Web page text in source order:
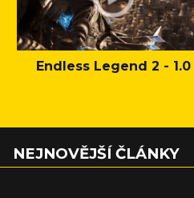
Endless Legend 2 - 1.0
NEJNOVĚJŠÍ ČLÁNKY